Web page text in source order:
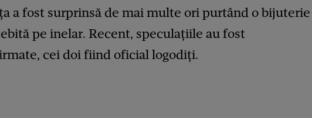
a fost surprinsă de mai multe ori purtând o bijuterie
pe inelar. Recent, speculațiile au fost
cei doi fiind oficial logodiți.